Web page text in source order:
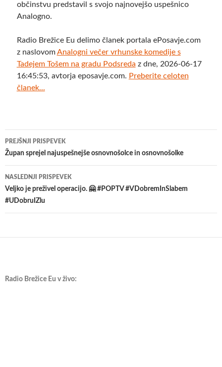
občinstvu predstavil s svojo najnovejšo uspešnico
Analogno.
Radio Brežice Eu delimo članek portala ePosavje.com
z naslovomAnalogni večer vrhunske komedije s
Tadejem Tošem na gradu Podsreda z dne, 2026-06-17
16:45:53, avtorja eposavje.com. Preberite celoten
članek...
Krmarjenje
po
prispevkih
PREJŠNJI PRISPEVEK
Župan sprejel najuspešnejše osnovnošolce in osnovnošolke
NASLEDNJI PRISPEVEK
Veljko je preživel operacijo. 🤗 #POPTV #VDobremInSlabem
#UDobruIZlu
Radio Brežice Eu v živo: